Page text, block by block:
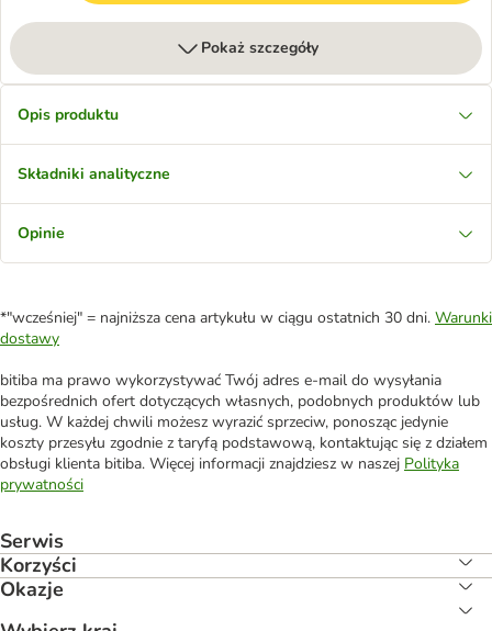
Pokaż szczegóły
Opis produktu
Składniki analityczne
Opinie
*"wcześniej" = najniższa cena artykułu w ciągu ostatnich 30 dni. Warunki
dostawy
bitiba ma prawo wykorzystywać Twój adres e-mail do wysyłania
bezpośrednich ofert dotyczących własnych, podobnych produktów lub
usług. W każdej chwili możesz wyrazić sprzeciw, ponosząc jedynie
koszty przesyłu zgodnie z taryfą podstawową, kontaktując się z działem
obsługi klienta bitiba. Więcej informacji znajdziesz w naszej Polityka
prywatności
Serwis
Korzyści
Okazje